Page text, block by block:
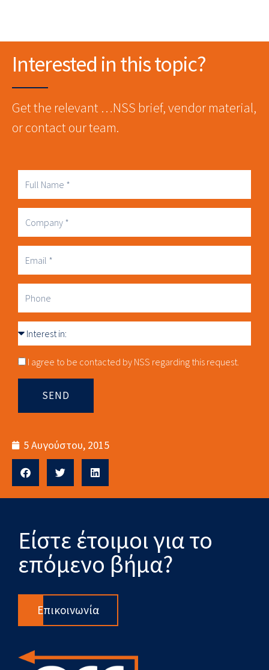
Interested in this topic?
Get the relevant …NSS brief, vendor material,
or contact our team.
Full
Name
Company
Business
Email
Phone
Interest
in
Consnet
I agree to be contacted by NSS regarding this request.
SEND
5 Αυγούστου, 2015
Είστε έτοιμοι για το
επόμενο βήμα?
Επικοινωνία